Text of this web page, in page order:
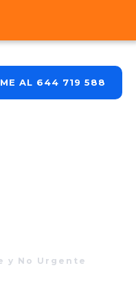
AL 644 719 588
y No Urgente